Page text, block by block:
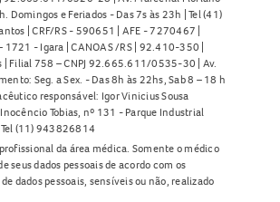
e Feriados - Das 7s às 23h | Tel (41)
| CRF/RS - 590651 | AFE - 7270467 |
1721 - Igara | CANOAS /RS | 92.410-350 |
| Filial 758 – CNPJ 92.665.611/0535-30 | Av.
Seg. a Sex. - Das 8h às 22hs, Sab 8 – 18 h
responsável: Igor Vinicius Sousa
Tobias, nº 131 - Parque Industrial
Tel (11) 943826814
da área médica. Somente o médico
dados pessoais de acordo com os
dados pessoais, sensíveis ou não, realizado